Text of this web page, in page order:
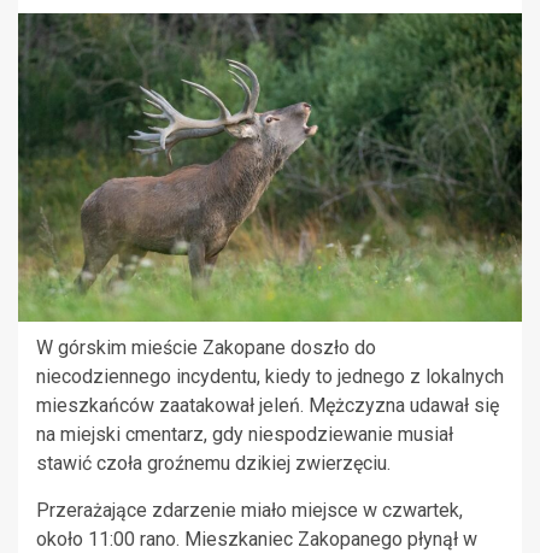
W górskim mieście Zakopane doszło do
niecodziennego incydentu, kiedy to jednego z lokalnych
mieszkańców zaatakował jeleń. Mężczyzna udawał się
na miejski cmentarz, gdy niespodziewanie musiał
stawić czoła groźnemu dzikiej zwierzęciu.
Przerażające zdarzenie miało miejsce w czwartek,
około 11:00 rano. Mieszkaniec Zakopanego płynął w